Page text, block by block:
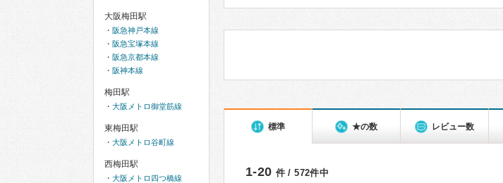
標準 ★の数 レビュー数
1-20 件 / 572件中
大阪梅田駅
阪急神戸本線
阪急宝塚本線
阪急京都本線
阪神本線
梅田駅
大阪メトロ御堂筋線
東梅田駅
大阪メトロ谷町線
西梅田駅
大阪メトロ四つ橋線